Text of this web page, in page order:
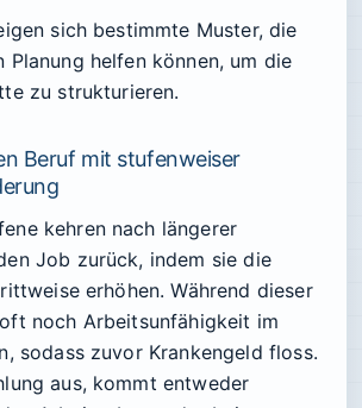
sich bestimmte Muster, die
Planung helfen können, um die
zu strukturieren.
Beruf mit stufenweiser
kehren nach längerer
Job zurück, indem sie die
erhöhen. Während dieser
noch Arbeitsunfähigkeit im
sodass zuvor Krankengeld floss.
aus, kommt entweder